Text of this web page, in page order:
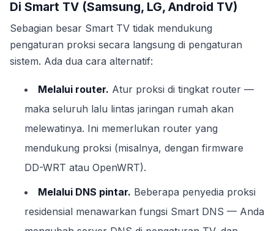
Di Smart TV (Samsung, LG, Android TV)
Sebagian besar Smart TV tidak mendukung
pengaturan proksi secara langsung di pengaturan
sistem. Ada dua cara alternatif:
Melalui router. Atur proksi di tingkat router —
maka seluruh lalu lintas jaringan rumah akan
melewatinya. Ini memerlukan router yang
mendukung proksi (misalnya, dengan firmware
DD-WRT atau OpenWRT).
Melalui DNS pintar. Beberapa penyedia proksi
residensial menawarkan fungsi Smart DNS — Anda